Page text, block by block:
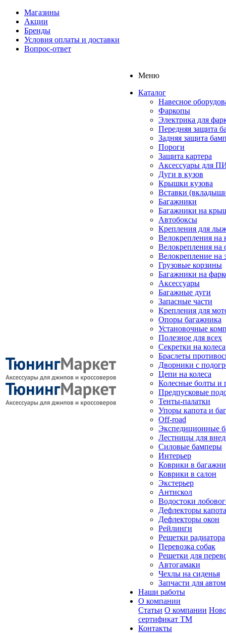
Магазины
Акции
Бренды
Условия оплаты и доставки
Вопрос-ответ
Меню
Каталог
Навесное
Фаркопы
Электрика для
Передняя защита
Задняя защита
Пороги
Защита картера
Аксессуары для
Дуги в кузов
Крышки кузова
Вставки
Багажники
Багажники на
Автобоксы
Крепления для
Велокрепления
Велокрепления на
Велокрепление на
Грузовые корзины
Багажники на
Аксессуары
Багажные дуги
Запасные части
Крепления для
Опоры багажника
Установочные
Полезное для всех
Секретки на колеса
Браслеты
Дворники с
Цепи на колеса
Колесные болты и
Предпусковые
Тенты-палатки
Упоры капота и
Off-road
Экспедиционные
Лестницы для
Силовые бамперы
Интерьер
Коврики в
Коврики в салон
Экстерьер
Антискол
Водостоки
Дефлекторы капота
Дефлекторы окон
Рейлинги
Решетки радиатора
Перевозка собак
Решетки для
Автогамаки
Чехлы на сиденья
Запчасти для
Наши работы
О компании
Статьи О компании
сертификат ТМ
Контакты